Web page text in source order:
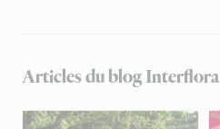
Articles du blog Interflora